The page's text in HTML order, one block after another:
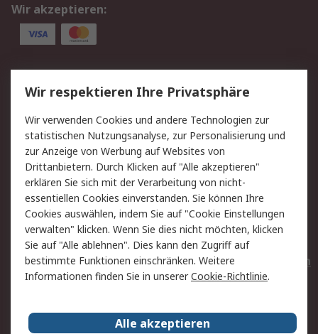
Wir akzeptieren:
Service
Value Added Services
Lieferlösungen
Rücksendungen
Kontakt
Hilfe
Privatkunden
Rechtliches
AGB
Datenschutz
Cookie-Richtlinie
Zahlungsbedingungen
Copyright/Impressum
Entsorgung
Elektrogeräte/Batterien
RS weltweit
Wir respektieren Ihre Privatsphäre
Wir verwenden Cookies und andere Technologien zur
statistischen Nutzungsanalyse, zur Personalisierung und
zur Anzeige von Werbung auf Websites von
Drittanbietern. Durch Klicken auf "Alle akzeptieren"
erklären Sie sich mit der Verarbeitung von nicht-
essentiellen Cookies einverstanden. Sie können Ihre
Cookies auswählen, indem Sie auf "Cookie Einstellungen
verwalten" klicken. Wenn Sie dies nicht möchten, klicken
Sie auf "Alle ablehnen". Dies kann den Zugriff auf
bestimmte Funktionen einschränken. Weitere
Informationen finden Sie in unsererCookie-Richtlinie.
Alle akzeptieren